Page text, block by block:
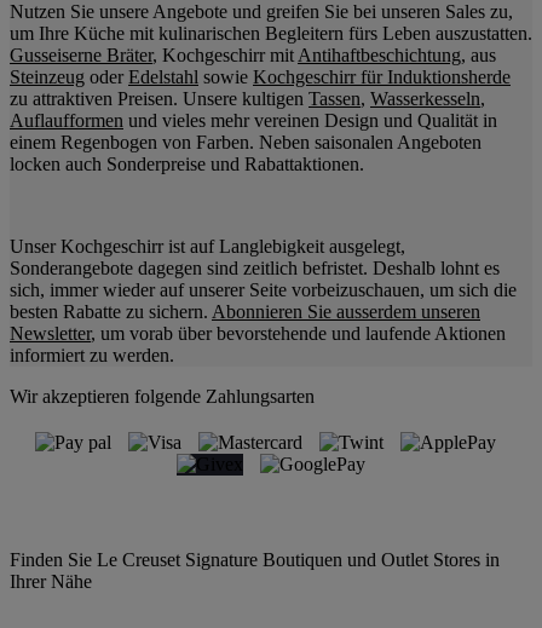
Nutzen Sie unsere Angebote und greifen Sie bei unseren Sales zu,
um Ihre Küche mit kulinarischen Begleitern fürs Leben auszustatten.
Gusseiserne Bräter, Kochgeschirr mit Antihaftbeschichtung, aus
Steinzeug oder Edelstahl sowie Kochgeschirr für Induktionsherde
zu attraktiven Preisen. Unsere kultigen Tassen, Wasserkesseln,
Auflaufformen und vieles mehr vereinen Design und Qualität in
einem Regenbogen von Farben. Neben saisonalen Angeboten
locken auch Sonderpreise und Rabattaktionen.
Unser Kochgeschirr ist auf Langlebigkeit ausgelegt,
Sonderangebote dagegen sind zeitlich befristet. Deshalb lohnt es
sich, immer wieder auf unserer Seite vorbeizuschauen, um sich die
besten Rabatte zu sichern. Abonnieren Sie ausserdem unseren
Newsletter, um vorab über bevorstehende und laufende Aktionen
informiert zu werden.
Wir akzeptieren folgende Zahlungsarten
Finden Sie Le Creuset Signature Boutiquen und Outlet Stores in
Ihrer Nähe